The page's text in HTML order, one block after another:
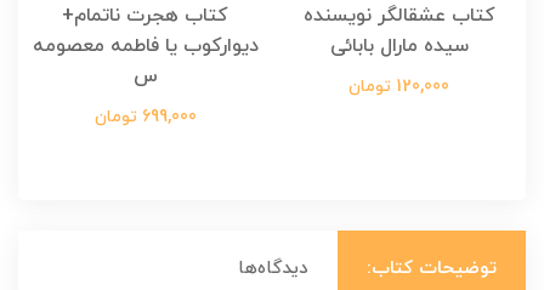
کتاب عشقالگر نویسنده
سیده مارال بابائی
120,000 تومان
کتاب هجرت ناتمام+
دیوارکوب یا فاطمه معصومه
س
699,000 تومان
توضیحات کتاب: دیدگاه‌ها